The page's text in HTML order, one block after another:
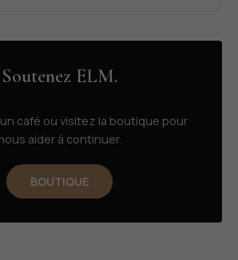
Soutenez ELM.
café ou visitez la boutique pour
aider à continuer.
BOUTIQUE